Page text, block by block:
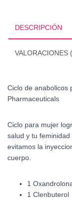
Pharmaceuticals
DESCRIPCIÓN
VALORACIONES
Ciclo de anabolicos
Pharmaceuticals
Ciclo para mujer
salud y tu
evitamos la
cuerpo.
1
1 Clenbuterol